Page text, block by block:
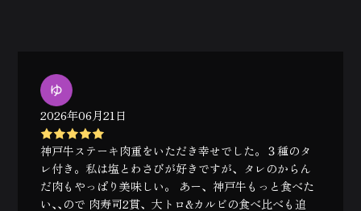
2026年06月21日
神戸牛ステーキ肉重をいただき幸せでした。３種のタ
レ付き。私は塩とわさびが好きですが、タレのからん
だ肉もやっぱり美味しい。 あー、神戸牛もっと食べた
い､､ので 肉寿司2貫、大トロ&カルビの食べ比べも追